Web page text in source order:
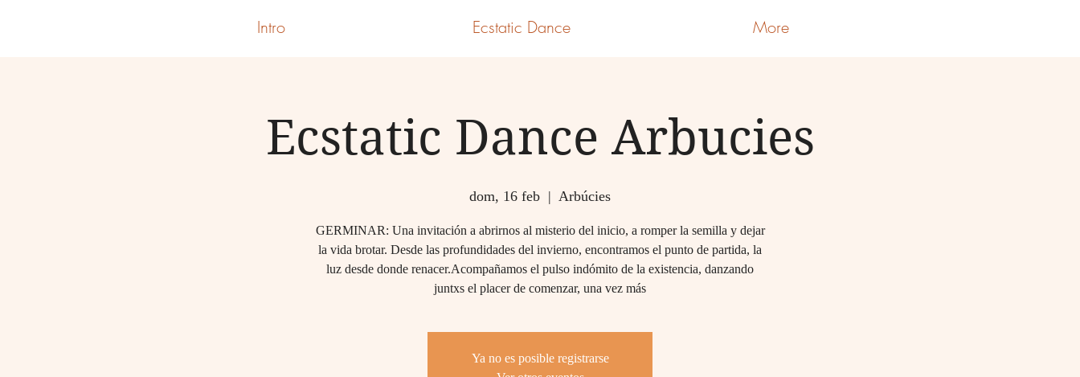
Intro Ecstatic Dance More
Ecstatic Dance Arbucies
dom, 16 feb
  |
Arbúcies
GERMINAR: Una invitación a abrirnos al misterio del inicio, a romper la semilla y dejar
la vida brotar. Desde las profundidades del invierno, encontramos el punto de partida, la
luz desde donde renacer.Acompañamos el pulso indómito de la existencia, danzando
juntxs el placer de comenzar, una vez más
Ya no es posible registrarse